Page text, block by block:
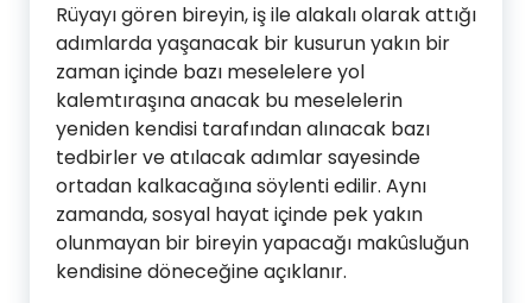
Rüyayı gören bireyin, iş ile alakalı olarak attığı
adımlarda yaşanacak bir kusurun yakın bir
zaman içinde bazı meselelere yol
kalemtıraşına anacak bu meselelerin
yeniden kendisi tarafından alınacak bazı
tedbirler ve atılacak adımlar sayesinde
ortadan kalkacağına söylenti edilir. Aynı
zamanda, sosyal hayat içinde pek yakın
olunmayan bir bireyin yapacağı makûsluğun
kendisine döneceğine açıklanır.